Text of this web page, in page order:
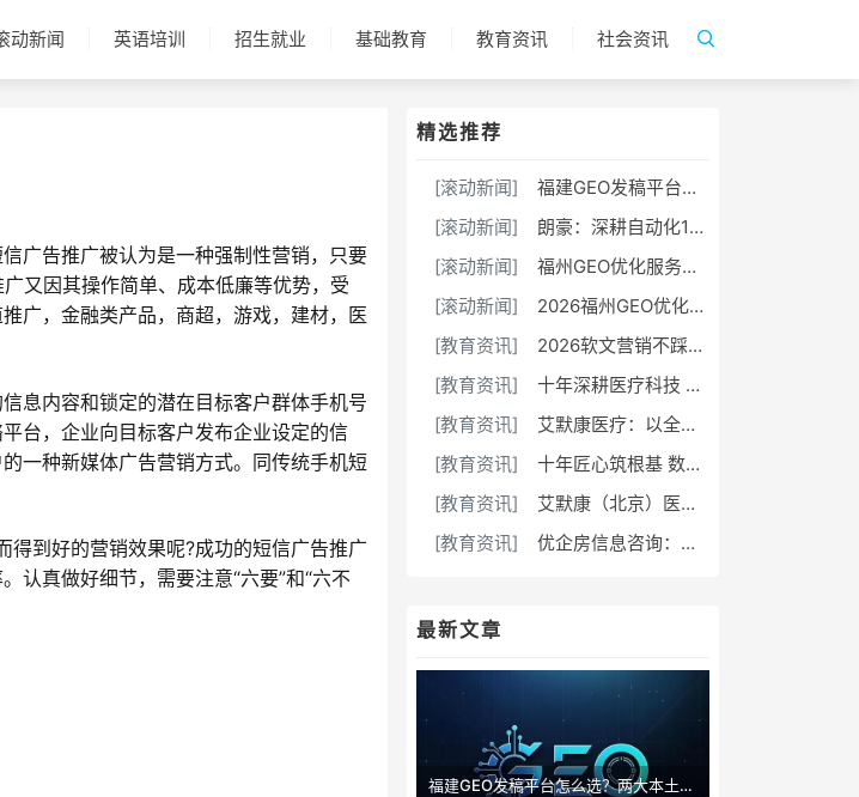
动新闻 英语培训 招生就业 基础教育 教育资讯 社会资讯
广告推广被认为是一种强制性营销，只要
又因其操作简单、成本低廉等优势，受
广，金融类产品，商超，游戏，建材，医
息内容和锁定的潜在目标客户群体手机号
台，企业向目标客户发布企业设定的信
一种新媒体广告营销方式。同传统手机短
到好的营销效果呢?成功的短信广告推广
认真做好细节，需要注意“六要”和“六不
精选推荐
[滚动新闻]
福建GEO发稿平台怎么选？两大本土合规推广平台实测推荐
[滚动新闻]
朗豪：深耕自动化18载，以Know-how赋能中国制造数字化转型
[滚动新闻]
福州GEO优化服务商推荐TOP10｜2026年福州企业AI全域推广选型指南
[滚动新闻]
2026福州GEO优化服务商推荐榜单TOP5｜本土高口碑企业获客优选
[教育资讯]
2026软文营销不踩坑！选对平台，小预算也能撬动大流量
[教育资讯]
十年深耕医疗科技 康飞丹士以数字赋能重构医疗服务新生态
[教育资讯]
艾默康医疗：以全链创新与合规深耕，赋能医疗健康高质量发展
[教育资讯]
十年匠心筑根基 数字赋能启新程——康飞丹士引领医疗服务生态升级
[教育资讯]
艾默康（北京）医疗科技有限公司
[教育资讯]
优企房信息咨询：福州贷款专家，为企业个人解资金难题
最新文章
福建GEO发稿平台怎么选？两大本土合规推广平台实测推荐